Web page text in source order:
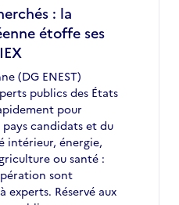
: la
étoffe ses
(DG ENEST)
publics des États
pour
candidats et du
intérieur, énergie,
ou santé :
sont
experts. Réservé aux